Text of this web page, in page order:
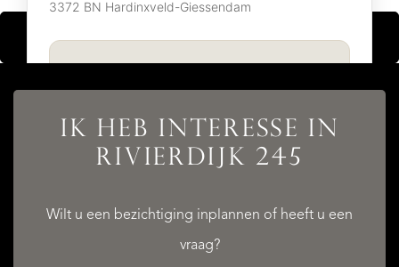
TOON KAART
IK HEB INTERESSE IN
RIVIERDIJK 245
Wilt u een bezichtiging inplannen of heeft u een
vraag?